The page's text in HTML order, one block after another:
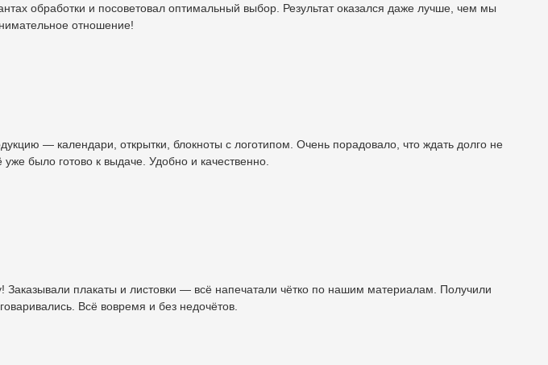
обработки и посоветовал оптимальный выбор. Результат оказался даже лучше, чем мы
отношение!
— календари, открытки, блокноты с логотипом. Очень порадовало, что ждать долго не
было готово к выдаче. Удобно и качественно.
Заказывали плакаты и листовки — всё напечатали чётко по нашим материалам. Получили
Всё вовремя и без недочётов.